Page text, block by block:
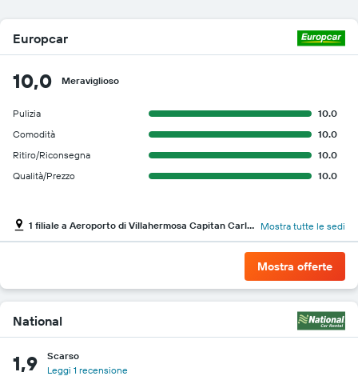
Europcar
10,0 Meraviglioso
Pulizia
10.0
Comodità
10.0
Ritiro/Riconsegna
10.0
Qualità/Prezzo
10.0
1 filiale a Aeroporto di Villahermosa Capitan Carlos Perez Mostra tutte le sedi
Mostra offerte
National
1,9
Scarso
Leggi 1 recensione